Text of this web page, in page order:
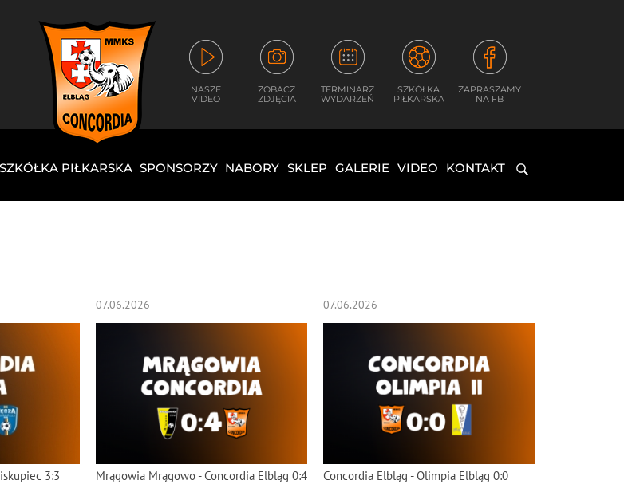
NASZE
VIDEO
ZOBACZ
ZDJĘCIA
TERMINARZ
WYDARZEŃ
SZKÓŁKA
PIŁKARSKA
ZAPRASZAMY
NA FB
SZKÓŁKA PIŁKARSKA SPONSORZY NABORY SKLEP GALERIE VIDEO KONTAKT
3:3
07.06.2026
Mrągowia Mrągowo - Concordia Elbląg 0:4
07.06.2026
Concordia Elbląg - Olimpia Elbląg 0:0